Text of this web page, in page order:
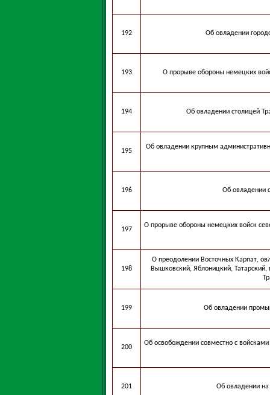
192 Об овладении
193 О прорыве обороны немецких
194 Об овладении столицей
195
Об овладении крупным
196 Об овладении
197
О прорыве обороны немецких войск
198
О преодолении Восточных Карпат,
Вышковский, Яблоницкий,
199 Об овладении
200
Об освобождении совместно с
201 Об овладении на